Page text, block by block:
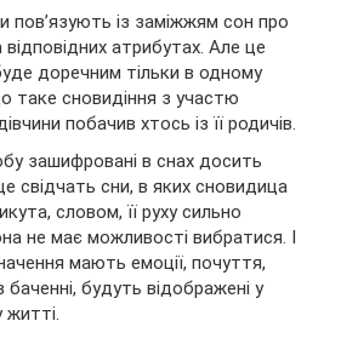
пов’язують із заміжжям сон про
атрибутах. Але це
доречним тільки в одному
таке сновидіння з участю
побачив хтось із її родичів.
зашифровані в снах досить
свідчать сни, в яких сновидица
словом, її руху сильно
не має можливості вибратися. І
мають емоції, почуття,
баченні, будуть відображені у